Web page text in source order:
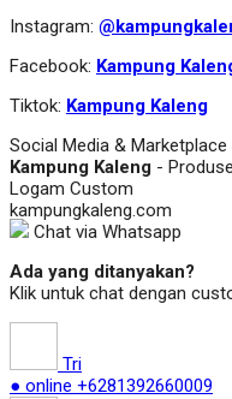
Instagram:
Facebook: Kampung
Tiktok: Kampung Kaleng
Social Media & Marketplace
Kampung Kaleng -
Logam Custom
kampungkaleng.com
Chat via Whatsapp
Ada yang ditanyakan?
Klik untuk chat dengan
Tri
● online +6281392660009